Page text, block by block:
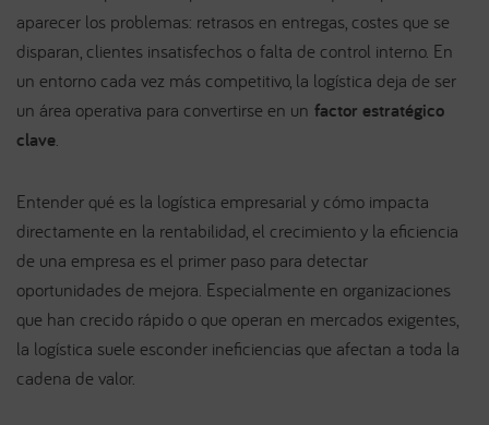
aparecer los problemas: retrasos en entregas, costes que se
disparan, clientes insatisfechos o falta de control interno. En
un entorno cada vez más competitivo, la logística deja de ser
un área operativa para convertirse en un factor estratégico
clave.
Entender qué es la logística empresarial y cómo impacta
directamente en la rentabilidad, el crecimiento y la eficiencia
de una empresa es el primer paso para detectar
oportunidades de mejora. Especialmente en organizaciones
que han crecido rápido o que operan en mercados exigentes,
la logística suele esconder ineficiencias que afectan a toda la
cadena de valor.